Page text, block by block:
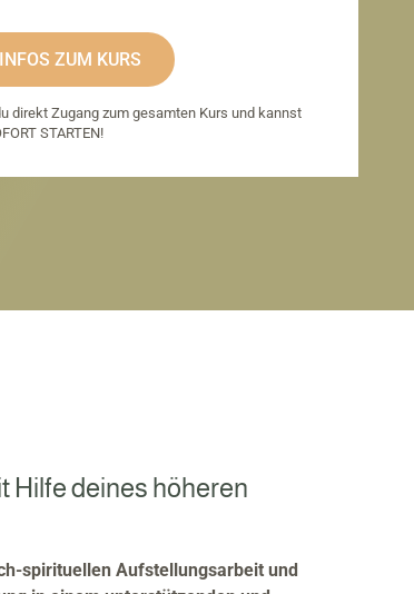
ZUM KURS
direkt Zugang zum gesamten Kurs und kannst
STARTEN!
Hilfe deines höheren
spirituellen Aufstellungsarbeit und